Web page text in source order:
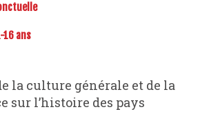
16 ans
sur l’histoire des pays